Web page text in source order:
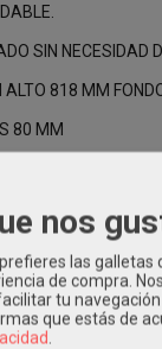
SIN NECESIDAD
ALTO 818 MM
80 MM
nos
las
de compra.
tu
que estás de
.